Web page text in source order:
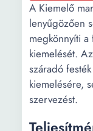
A Kiemelő
lenyűgözően
megkönnyíti a
kiemelését.
száradó
kiemelésére,
szervezést.